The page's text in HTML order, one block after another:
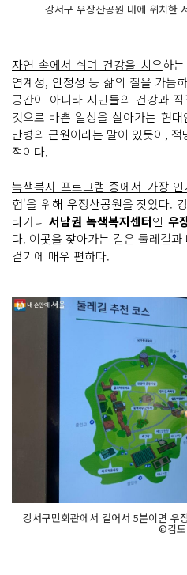
강서구 우장산공원 내에 위치한
자연 속에서 쉬며 건강을 치유하는
연계성, 안정성 등 삶의 질을 가늠
공간이 아니라 시민들의 건강과
것으로 바쁜 일상을 살아가는 현
만병의 근원이라는 말이 있듯이,
적이다.
녹색복지 프로그램 중에서 가장 인
험'을 위해 우장산공원을 찾았다.
라가니서남권 녹색복지센터인 우
다. 이곳을 찾아가는 길은 둘레길
걷기에 매우 편하다.
강서구민회관에서 걸어서 5분이면 우
©김